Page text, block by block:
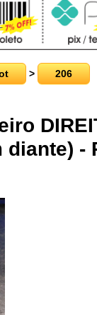
> 206
diante) -